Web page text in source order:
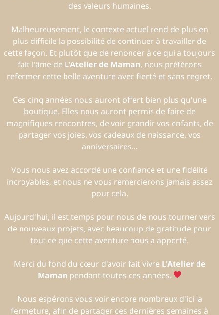
des valeurs humaines.
Malheureusement, le contexte actuel rend de plus en
plus difficile la possibilité de continuer à travailler de
cette façon. Et plutôt que de renoncer à ce qui a toujours
fait l'âme de L'Atelier de Maman, nous préférons
refermer cette belle aventure avec fierté et sans regret.
Ces cinq années nous auront offert bien plus qu'une
boutique. Elles nous auront permis de faire de
magnifiques rencontres, de voir grandir vos enfants, de
partager vos joies, vos cadeaux de naissance, vos
anniversaires…
Vous nous avez accordé une confiance et une fidélité
incroyables, et nous ne vous remercierons jamais assez
pour cela.
Aujourd'hui, il est temps pour nous de nous tourner vers
de nouveaux projets, avec beaucoup de gratitude pour
tout ce que cette aventure nous a apporté.
Merci du fond du cœur d'avoir fait vivre L'Atelier de
Maman pendant toutes ces années.
Nous espérons vous voir encore nombreux d'ici la
fermeture, afin de partager ces dernières semaines à